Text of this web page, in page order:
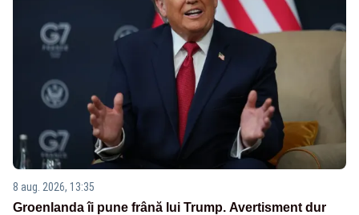
8 aug. 2026, 13:35
Groenlanda îi pune frână lui Trump. Avertisment dur